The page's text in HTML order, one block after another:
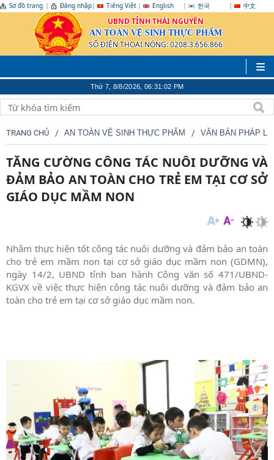
Sơ đồ trang Đăng nhập Tiếng Việt English 한국 中文
UBND TỈNH THÁI NGUYÊN
AN TOÀN VỆ SINH THỰC PHẨM
SỐ ĐIỆN THOẠI NÓNG: 0208.3.656.866
Thứ 7, 8/8/2026, 06:31:02 PM
TRANG CHỦ AN TOÀN VỆ SINH THỰC PHẨM VĂN BẢN PHÁP
TĂNG CƯỜNG CÔNG TÁC NUÔI DƯỠNG VÀ
ĐẢM BẢO AN TOÀN CHO TRẺ EM TẠI CƠ SỞ
GIÁO DỤC MẦM NON
Nhằm thực hiện tốt công tác nuôi dưỡng và đảm bảo an toàn
cho trẻ em mầm non tại cơ sở giáo dục mầm non (GDMN),
ngày 14/2, UBND tỉnh ban hành Công văn số 471/UBND-
KGVX về việc thực hiện công tác nuôi dưỡng và đảm bảo an
toàn cho trẻ em tại cơ sở giáo dục mầm non.